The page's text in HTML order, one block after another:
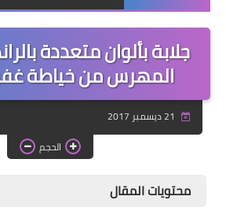
صحة
نصائح
الخياطة
دروس
اللباس
جلابة بألوان متعددة
المهرس من خياطة
الحجم
محتويات المقال